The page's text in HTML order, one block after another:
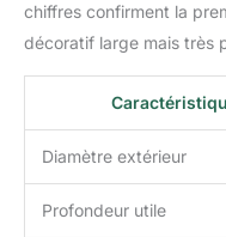
chiffres confirment la
décoratif large mais très
Diamètre extérieur
Profondeur utile